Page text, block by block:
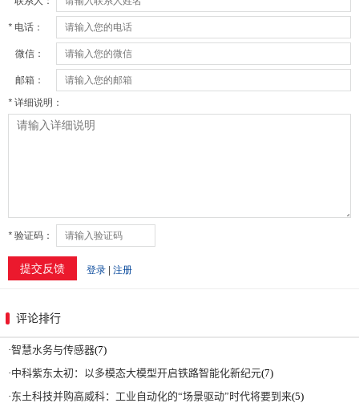
评论排行
·智慧水务与传感器(7)
·中科紫东太初：以多模态大模型开启铁路智能化新纪元(7)
·东土科技并购高威科：工业自动化的“场景驱动”时代将要到来(5)